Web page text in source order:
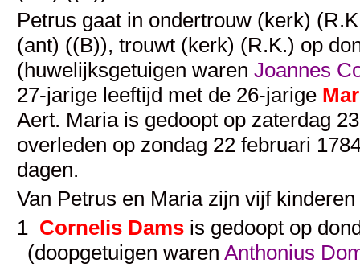
Petrus gaat in ondertrouw (kerk)
(ant) ((B)), trouwt (kerk) (R.K.) op
(huwelijksgetuigen waren Joannes
27-jarige leeftijd met de 26-jarige
Aert. Maria is gedoopt op zaterdag
overleden op zondag 22 februari
dagen.
Van Petrus en Maria zijn vijf
1 Cornelis Damsis gedoopt op
(doopgetuigen waren Anthonius